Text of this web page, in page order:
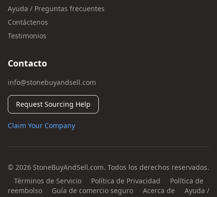
Ayuda / Preguntas frecuentes
Contáctenos
Testimonios
Contacto
info@stonebuyandsell.com
Request Sourcing Help
Claim Your Company
© 2026 StoneBuyAndSell.com. Todos los derechos reservados.
Términos de Servicio
Política de Privacidad
Política de
reembolso
Guía de comercio seguro Acerca de
Ayuda /